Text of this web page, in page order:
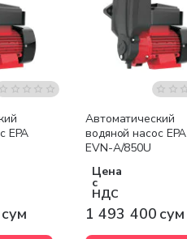
EPA
Бесплатная доставка
Автоматический
водяной насос EPA
EVN-A/850U
Цена
с
НДС
1 493 400 сум